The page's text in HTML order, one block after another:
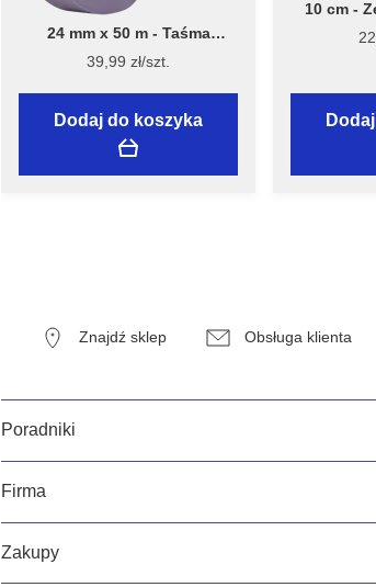
24 mm x 50 m - Taśma
Malarska Speciality Sensitive
Surfaces - Flügger
39,99 zł/szt.
Dodaj do koszyka
10 cm -
wałkiem
Znajdź sklep Obsługa klienta
Poradniki
Firma
Zakupy